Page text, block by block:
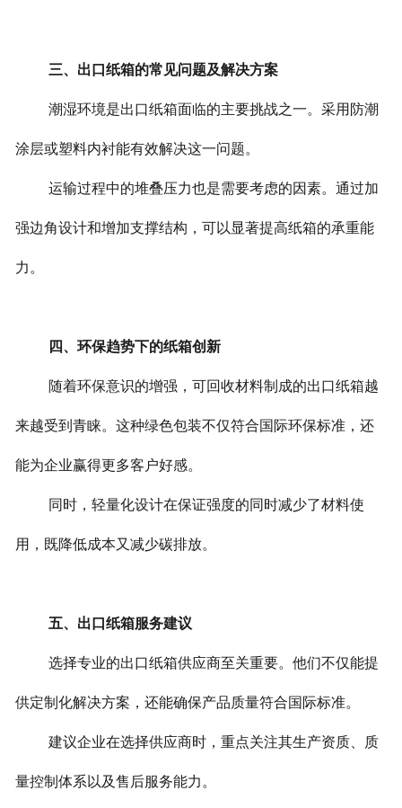
三、出口纸箱的常见问题及解决方案
潮湿环境是出口纸箱面临的主要挑战之一。采用防潮
涂层或塑料内衬能有效解决这一问题。
运输过程中的堆叠压力也是需要考虑的因素。通过加
强边角设计和增加支撑结构，可以显著提高纸箱的承重能
力。
四、环保趋势下的纸箱创新
随着环保意识的增强，可回收材料制成的出口纸箱越
来越受到青睐。这种绿色包装不仅符合国际环保标准，还
能为企业赢得更多客户好感。
同时，轻量化设计在保证强度的同时减少了材料使
用，既降低成本又减少碳排放。
五、出口纸箱服务建议
选择专业的出口纸箱供应商至关重要。他们不仅能提
供定制化解决方案，还能确保产品质量符合国际标准。
建议企业在选择供应商时，重点关注其生产资质、质
量控制体系以及售后服务能力。